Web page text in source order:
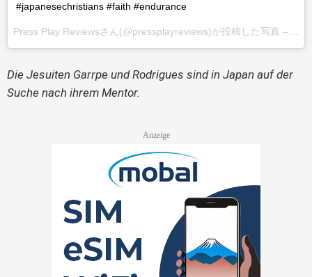
#japanesechristians #faith #endurance
Press Play Reviewsさん(@pressplayreviews)が投稿した写真 –
Die Jesuiten Garrpe und Rodrigues sind in Japan auf der
Suche nach ihrem Mentor.